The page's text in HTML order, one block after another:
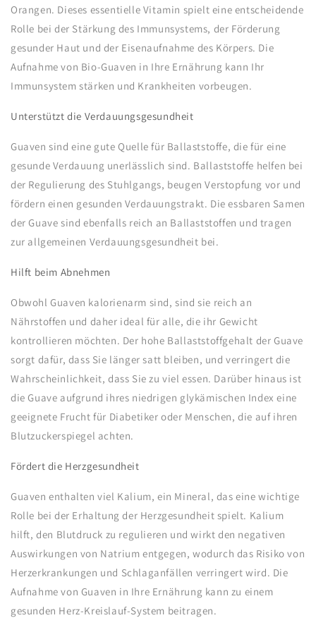
Orangen. Dieses essentielle Vitamin spielt eine entscheidende
Rolle bei der Stärkung des Immunsystems, der Förderung
gesunder Haut und der Eisenaufnahme des Körpers. Die
Aufnahme von Bio-Guaven in Ihre Ernährung kann Ihr
Immunsystem stärken und Krankheiten vorbeugen.
Unterstützt die Verdauungsgesundheit
Guaven sind eine gute Quelle für Ballaststoffe, die für eine
gesunde Verdauung unerlässlich sind. Ballaststoffe helfen bei
der Regulierung des Stuhlgangs, beugen Verstopfung vor und
fördern einen gesunden Verdauungstrakt. Die essbaren Samen
der Guave sind ebenfalls reich an Ballaststoffen und tragen
zur allgemeinen Verdauungsgesundheit bei.
Hilft beim Abnehmen
Obwohl Guaven kalorienarm sind, sind sie reich an
Nährstoffen und daher ideal für alle, die ihr Gewicht
kontrollieren möchten. Der hohe Ballaststoffgehalt der Guave
sorgt dafür, dass Sie länger satt bleiben, und verringert die
Wahrscheinlichkeit, dass Sie zu viel essen. Darüber hinaus ist
die Guave aufgrund ihres niedrigen glykämischen Index eine
geeignete Frucht für Diabetiker oder Menschen, die auf ihren
Blutzuckerspiegel achten.
Fördert die Herzgesundheit
Guaven enthalten viel Kalium, ein Mineral, das eine wichtige
Rolle bei der Erhaltung der Herzgesundheit spielt. Kalium
hilft, den Blutdruck zu regulieren und wirkt den negativen
Auswirkungen von Natrium entgegen, wodurch das Risiko von
Herzerkrankungen und Schlaganfällen verringert wird. Die
Aufnahme von Guaven in Ihre Ernährung kann zu einem
gesunden Herz-Kreislauf-System beitragen.